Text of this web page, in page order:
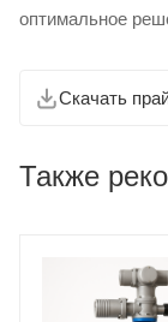
оптимальное
Скачать
Также